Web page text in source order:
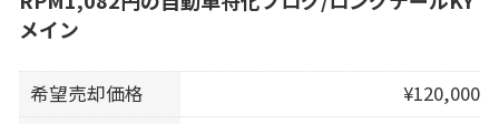
メイン
希望売却価格
¥120,000